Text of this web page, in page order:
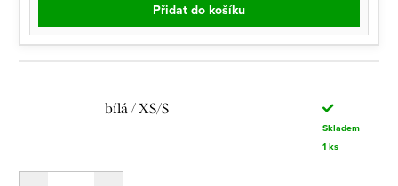
Přidat do košíku
bílá / XS/S
Skladem
1 ks